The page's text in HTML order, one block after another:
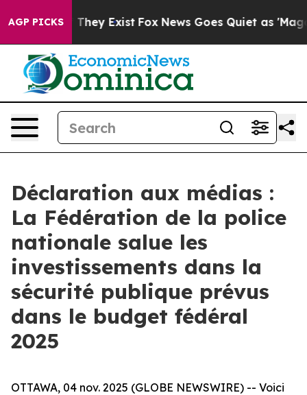
AGP PICKS
Proof They Exist Fox News Goes Quiet as 'Maga
Déclaration aux médias :
La Fédération de la police
nationale salue les
investissements dans la
sécurité publique prévus
dans le budget fédéral
2025
OTTAWA, 04 nov. 2025 (GLOBE NEWSWIRE) -- Voici